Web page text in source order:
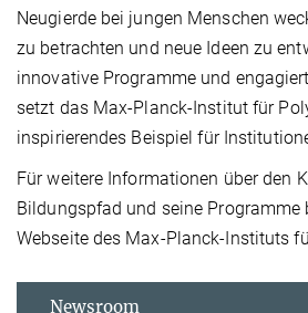
Neugierde bei jungen Menschen
zu betrachten und neue Ideen zu
innovative Programme und
setzt das Max-Planck-Institut für
inspirierendes Beispiel für
Für weitere Informationen über den
Bildungspfad und seine Programme
Webseite des Max-Planck-Instituts
Newsroom